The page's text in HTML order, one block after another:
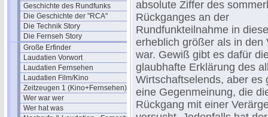
Geschichte des Rundfunks
Die Geschichte der "RCA"
Die Technik Story
Die Fernseh Story
Große Erfinder
Laudatien Vorwort
Laudatien Fernsehen
Laudatien Film/Kino
Zeitzeugen 1 (Kino+Fernsehen)
Wer war wer
Wer hat was
absolute Ziffer des
Rückganges an der
Rundfunkteilnahme in
erheblich größer als in den
war. Gewiß gibt es dafür
glaubhafte Erklärung des
Wirtschaftselends, aber es
eine Gegenmeinung, die
Rückgang mit einer